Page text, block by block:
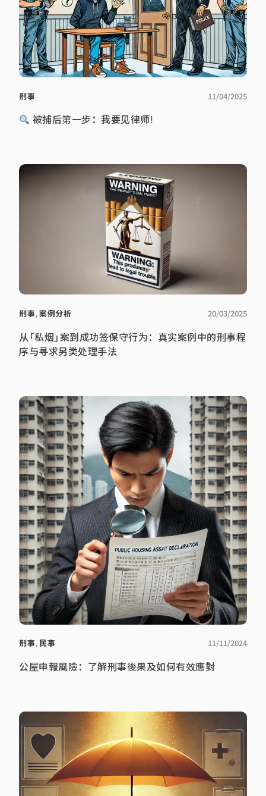
刑事 11/04/2025
被捕后第一步：我要见律师!
刑事,案例分析 20/03/2025
从「私烟」案到成功签保守行为：真实案例中的刑事程
序与寻求另类处理手法
刑事,民事 11/11/2024
公屋申報風險：了解刑事後果及如何有效應對